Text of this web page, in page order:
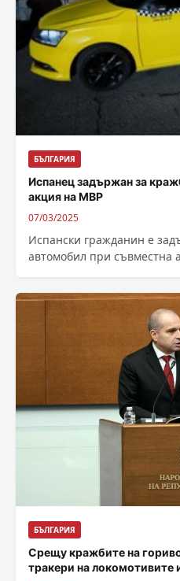
БЪЛГАРИЯ
Испанец задържан за
акция на МВР
07/03/2025
Испански гражданин е
автомобил при съвместна
БЪЛГАРИЯ
Срещу кражбите на
тракери на локомотивите